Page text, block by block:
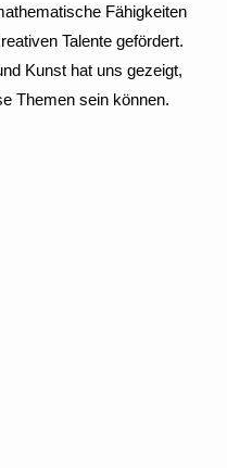
Fähigkeiten
Talente gefördert.
Kunst hat uns gezeigt,
Themen sein können.